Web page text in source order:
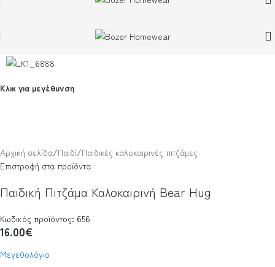
Κλικ για μεγέθυνση
Αρχική σελίδα/Παιδί/Παιδικές καλοκαιρινές πιτζάμες
Επιστροφή στα προϊόντα
Παιδική Πιτζάμα Καλοκαιρινή Bear Hug
Κωδικός προϊόντος: 656
16.00€
Μεγεθολόγιο